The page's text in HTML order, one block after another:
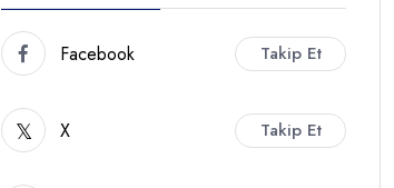
Facebook Takip Et
X Takip Et